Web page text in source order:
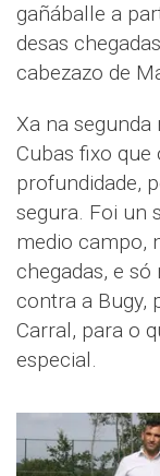
gañáballe a
desas
cabezazo de
Xa na segunda
Cubas fixo
profundidade,
segura. Foi un
medio campo,
chegadas, e
contra a Bugy,
Carral, para o
especial.